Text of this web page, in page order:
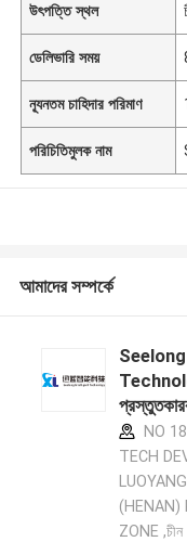
উৎপত্তি স্থল
ডেলিভারি সময়
ন্যূনতম চাহিদার পরিমাণ
পরিচিতিমুলক নাম
আমাদের সম্পর্কে
NO
TECH
(HENAN)
ZONE ,চীন